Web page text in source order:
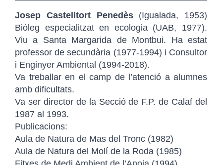
per emmagatzemar i/o accedir a la informació del dispositiu. Donar el
consentiment a aquestes tecnologies ens permetrà processar dades com
ara el comportament de navegació o identificadors únics en aquest lloc. No
consentir o retirar el consentiment, pot afectar negativament determinades
característiques i funcions.
Accepta
Denega
Política de cookies Política de privacitat
Josep Castelltort Penedès(Igualada, 1953)
Biòleg especialitzat en ecologia (UAB, 1977).
Viu a Santa Margarida de Montbui. Ha estat
professor de secundària (1977-1994) i Consultor
i Enginyer Ambiental (1994-2018).
Va treballar en el camp de l’atenció a alumnes
amb dificultats.
Va ser director de la Secció de F.P. de Calaf del
1987 al 1993.
Publicacions:
Aula de Natura de Mas del Tronc (1982)
Aula de Natura del Molí de la Roda (1985)